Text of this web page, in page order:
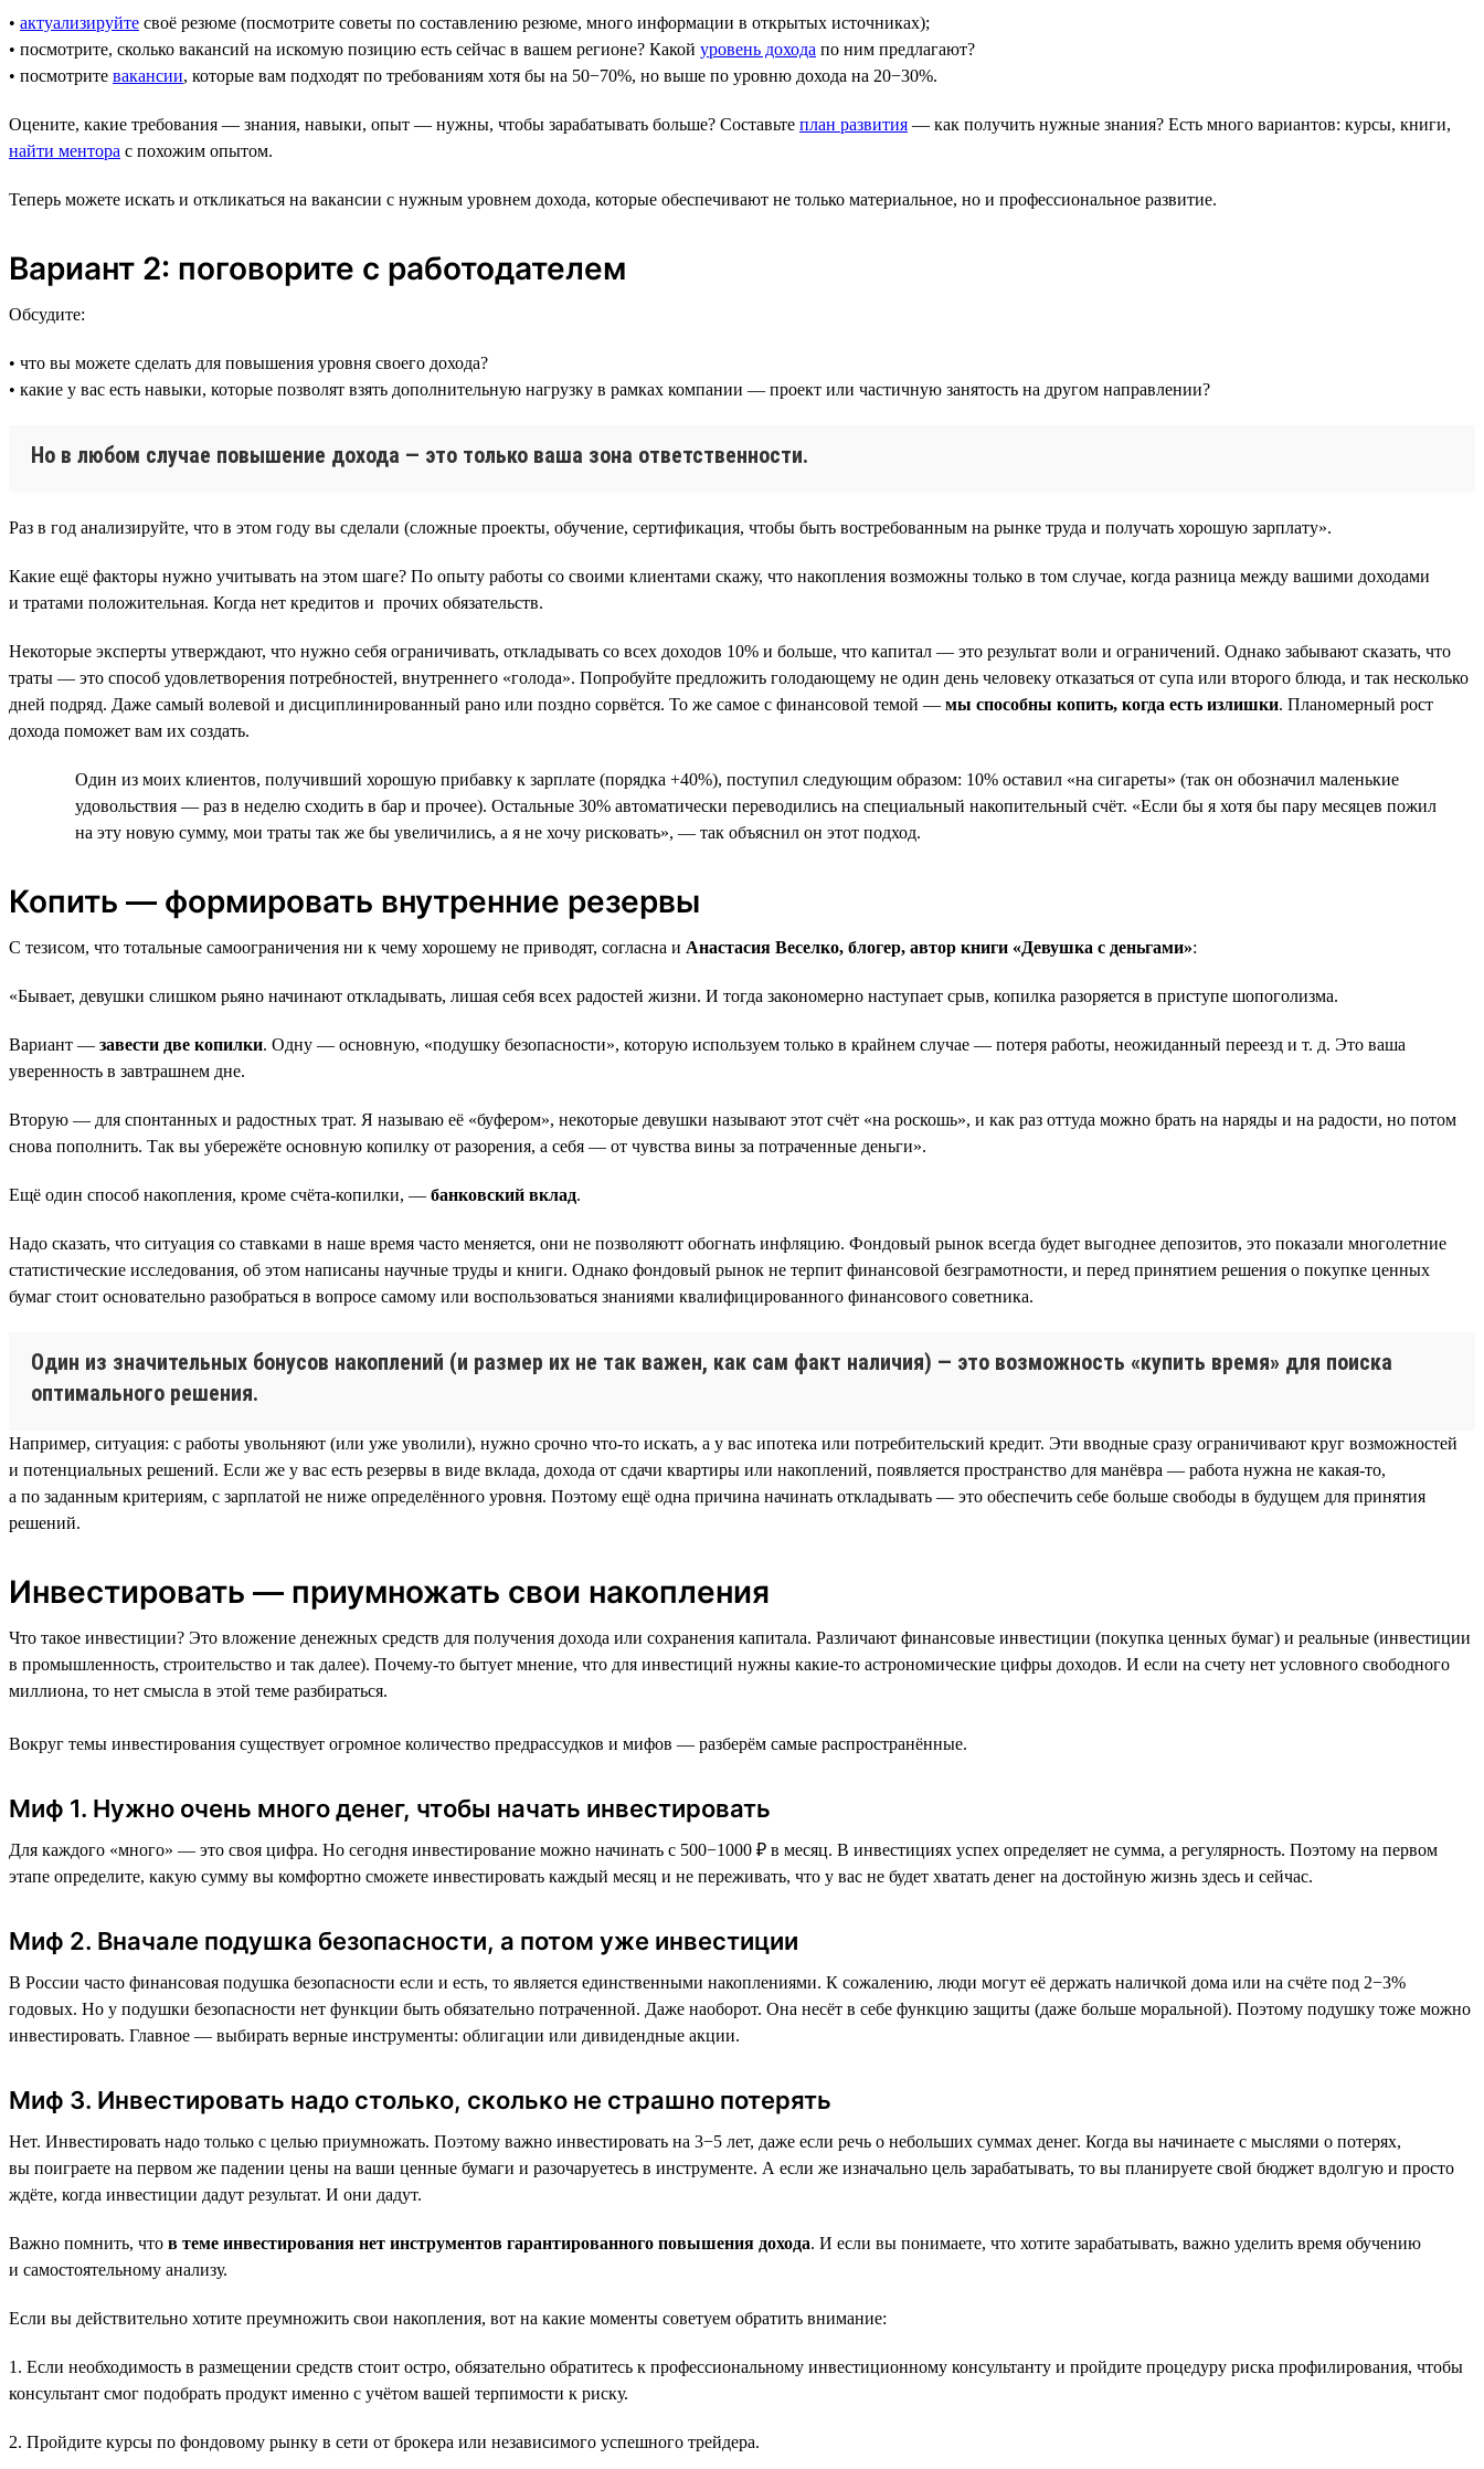
• актуализируйте своё резюме (посмотрите советы по составлению резюме, много информации в открытых источниках);
• посмотрите, сколько вакансий на искомую позицию есть сейчас в вашем регионе? Какой уровень дохода по ним предлагают?
• посмотрите вакансии, которые вам подходят по требованиям хотя бы на 50−70%, но выше по уровню дохода на 20−30%.
Оцените, какие требования — знания, навыки, опыт — нужны, чтобы зарабатывать больше? Составьте план развития — как получить нужные знания? Есть много вариантов: курсы, книги,
найти ментора с похожим опытом.
Теперь можете искать и откликаться на вакансии с нужным уровнем дохода, которые обеспечивают не только материальное, но и профессиональное развитие.
Вариант 2: поговорите с работодателем
Обсудите:
• что вы можете сделать для повышения уровня своего дохода?
• какие у вас есть навыки, которые позволят взять дополнительную нагрузку в рамках компании — проект или частичную занятость на другом направлении?
Но в любом случае повышение дохода — это только ваша зона ответственности.
Раз в год анализируйте, что в этом году вы сделали (сложные проекты, обучение, сертификация, чтобы быть востребованным на рынке труда и получать хорошую зарплату».
Какие ещё факторы нужно учитывать на этом шаге? По опыту работы со своими клиентами скажу, что накопления возможны только в том случае, когда разница между вашими доходами
и тратами положительная. Когда нет кредитов и прочих обязательств.
Некоторые эксперты утверждают, что нужно себя ограничивать, откладывать со всех доходов 10% и больше, что капитал — это результат воли и ограничений. Однако забывают сказать, что
траты — это способ удовлетворения потребностей, внутреннего «голода». Попробуйте предложить голодающему не один день человеку отказаться от супа или второго блюда, и так несколько
дней подряд. Даже самый волевой и дисциплинированный рано или поздно сорвётся. То же самое с финансовой темой — мы способны копить, когда есть излишки. Планомерный рост
дохода поможет вам их создать.
Один из моих клиентов, получивший хорошую прибавку к зарплате (порядка +40%), поступил следующим образом: 10% оставил «на сигареты» (так он обозначил маленькие
удовольствия — раз в неделю сходить в бар и прочее). Остальные 30% автоматически переводились на специальный накопительный счёт. «Если бы я хотя бы пару месяцев пожил
на эту новую сумму, мои траты так же бы увеличились, а я не хочу рисковать», — так объяснил он этот подход.
Копить — формировать внутренние резервы
С тезисом, что тотальные самоограничения ни к чему хорошему не приводят, согласна и Анастасия Веселко, блогер, автор книги «Девушка с деньгами»:
«Бывает, девушки слишком рьяно начинают откладывать, лишая себя всех радостей жизни. И тогда закономерно наступает срыв, копилка разоряется в приступе шопоголизма.
Вариант — завести две копилки. Одну — основную, «подушку безопасности», которую используем только в крайнем случае — потеря работы, неожиданный переезд и т. д. Это ваша
уверенность в завтрашнем дне.
Вторую — для спонтанных и радостных трат. Я называю её «буфером», некоторые девушки называют этот счёт «на роскошь», и как раз оттуда можно брать на наряды и на радости, но потом
снова пополнить. Так вы убережёте основную копилку от разорения, а себя — от чувства вины за потраченные деньги».
Ещё один способ накопления, кроме счёта-копилки, — банковский вклад.
Надо сказать, что ситуация со ставками в наше время часто меняется, они не позволяютт обогнать инфляцию. Фондовый рынок всегда будет выгоднее депозитов, это показали многолетние
статистические исследования, об этом написаны научные труды и книги. Однако фондовый рынок не терпит финансовой безграмотности, и перед принятием решения о покупке ценных
бумаг стоит основательно разобраться в вопросе самому или воспользоваться знаниями квалифицированного финансового советника.
Один из значительных бонусов накоплений (и размер их не так важен, как сам факт наличия) — это возможность «купить время» для поиска
оптимального решения.
Например, ситуация: с работы увольняют (или уже уволили), нужно срочно что-то искать, а у вас ипотека или потребительский кредит. Эти вводные сразу ограничивают круг возможностей
и потенциальных решений. Если же у вас есть резервы в виде вклада, дохода от сдачи квартиры или накоплений, появляется пространство для манёвра — работа нужна не какая-то,
а по заданным критериям, с зарплатой не ниже определённого уровня. Поэтому ещё одна причина начинать откладывать — это обеспечить себе больше свободы в будущем для принятия
решений.
Инвестировать — приумножать свои накопления
Что такое инвестиции? Это вложение денежных средств для получения дохода или сохранения капитала. Различают финансовые инвестиции (покупка ценных бумаг) и реальные (инвестиции
в промышленность, строительство и так далее). Почему-то бытует мнение, что для инвестиций нужны какие-то астрономические цифры доходов. И если на счету нет условного свободного
миллиона, то нет смысла в этой теме разбираться.
Вокруг темы инвестирования существует огромное количество предрассудков и мифов — разберём самые распространённые.
Миф 1. Нужно очень много денег, чтобы начать инвестировать
Для каждого «много» — это своя цифра. Но сегодня инвестирование можно начинать с 500−1000 ₽ в месяц. В инвестициях успех определяет не сумма, а регулярность. Поэтому на первом
этапе определите, какую сумму вы комфортно сможете инвестировать каждый месяц и не переживать, что у вас не будет хватать денег на достойную жизнь здесь и сейчас.
Миф 2. Вначале подушка безопасности, а потом уже инвестиции
В России часто финансовая подушка безопасности если и есть, то является единственными накоплениями. К сожалению, люди могут её держать наличкой дома или на счёте под 2−3%
годовых. Но у подушки безопасности нет функции быть обязательно потраченной. Даже наоборот. Она несёт в себе функцию защиты (даже больше моральной). Поэтому подушку тоже можно
инвестировать. Главное — выбирать верные инструменты: облигации или дивидендные акции.
Миф 3. Инвестировать надо столько, сколько не страшно потерять
Нет. Инвестировать надо только с целью приумножать. Поэтому важно инвестировать на 3−5 лет, даже если речь о небольших суммах денег. Когда вы начинаете с мыслями о потерях,
вы поиграете на первом же падении цены на ваши ценные бумаги и разочаруетесь в инструменте. А если же изначально цель зарабатывать, то вы планируете свой бюджет вдолгую и просто
ждёте, когда инвестиции дадут результат. И они дадут.
Важно помнить, что в теме инвестирования нет инструментов гарантированного повышения дохода. И если вы понимаете, что хотите зарабатывать, важно уделить время обучению
и самостоятельному анализу.
Если вы действительно хотите преумножить свои накопления, вот на какие моменты советуем обратить внимание:
1. Если необходимость в размещении средств стоит остро, обязательно обратитесь к профессиональному инвестиционному консультанту и пройдите процедуру риска профилирования, чтобы
консультант смог подобрать продукт именно с учётом вашей терпимости к риску.
2. Пройдите курсы по фондовому рынку в сети от брокера или независимого успешного трейдера.